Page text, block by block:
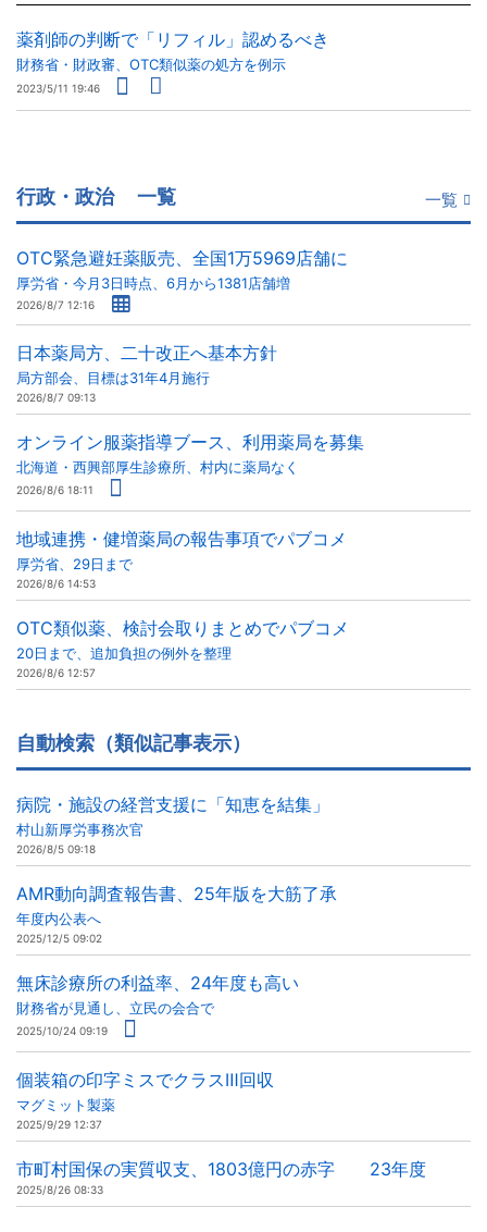
薬剤師の判断で「リフィル」認めるべき
財務省・財政審、OTC類似薬の処方を例示
2023/5/11 19:46
行政・政治 一覧 一覧
OTC緊急避妊薬販売、全国1万5969店舗に
厚労省・今月3日時点、6月から1381店舗増
2026/8/7 12:16
日本薬局方、二十改正へ基本方針
局方部会、目標は31年4月施行
2026/8/7 09:13
オンライン服薬指導ブース、利用薬局を募集
北海道・西興部厚生診療所、村内に薬局なく
2026/8/6 18:11
地域連携・健増薬局の報告事項でパブコメ
厚労省、29日まで
2026/8/6 14:53
OTC類似薬、検討会取りまとめでパブコメ
20日まで、追加負担の例外を整理
2026/8/6 12:57
自動検索（類似記事表示）
病院・施設の経営支援に「知恵を結集」
村山新厚労事務次官
2026/8/5 09:18
AMR動向調査報告書、25年版を大筋了承
年度内公表へ
2025/12/5 09:02
無床診療所の利益率、24年度も高い
財務省が見通し、立民の会合で
2025/10/24 09:19
個装箱の印字ミスでクラスⅢ回収
マグミット製薬
2025/9/29 12:37
市町村国保の実質収支、1803億円の赤字 23年度
2025/8/26 08:33